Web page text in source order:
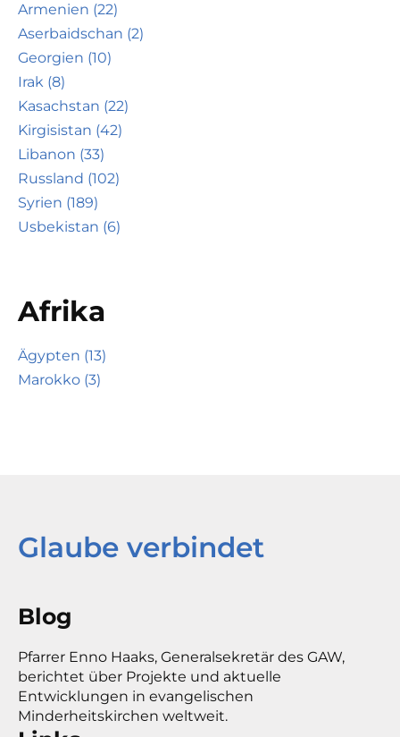
Armenien (22)
Aserbaidschan (2)
Georgien (10)
Irak (8)
Kasachstan (22)
Kirgisistan (42)
Libanon (33)
Russland (102)
Syrien (189)
Usbekistan (6)
Afrika
Ägypten (13)
Marokko (3)
Glaube verbindet
Blog
Pfarrer Enno Haaks, Generalsekretär des GAW,
berichtet über Projekte und aktuelle
Entwicklungen in evangelischen
Minderheitskirchen weltweit.